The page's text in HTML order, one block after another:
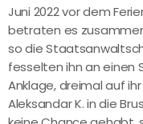
Juni 2022 vor dem
betraten es
so die
fesselten ihn an einen
Anklage, dreimal auf
Aleksandar K. in die